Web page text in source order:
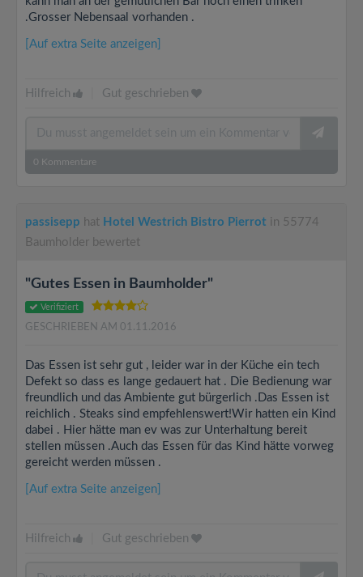
.Grosser Nebensaal vorhanden .
[Auf extra Seite anzeigen]
Hilfreich Gut geschrieben
0 Kommentare
passisepp hat Hotel Westrich Bistro Pierrot in 55774
Baumholder bewertet
"Gutes Essen in Baumholder"
Verifiziert
GESCHRIEBEN AM 01.11.2016
Das Essen ist sehr gut , leider war in der Küche ein tech
Defekt so dass es lange gedauert hat . Die Bedienung war
freundlich und das Ambiente gut bürgerlich .Das Essen ist
reichlich . Steaks sind empfehlenswert!Wir hatten ein Kind
dabei . Hier hätte man ev was zur Unterhaltung bereit
stellen müssen .Auch das Essen für das Kind hätte vorweg
gereicht werden müssen .
[Auf extra Seite anzeigen]
Hilfreich Gut geschrieben